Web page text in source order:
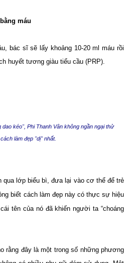
máu
bác sĩ sẽ lấy khoảng 10-20 ml máu rồi
huyết tương giàu tiểu cầu (PRP).
dao kéo", Phi Thanh Vân không ngần ngại thử
làm đẹp "dị" nhất.
lớp biểu bì, đưa lại vào cơ thể để trẻ
biết cách làm đẹp này có thực sự hiệu
tên của nó đã khiến người ta “choáng
rằng đây là một trong số những phương